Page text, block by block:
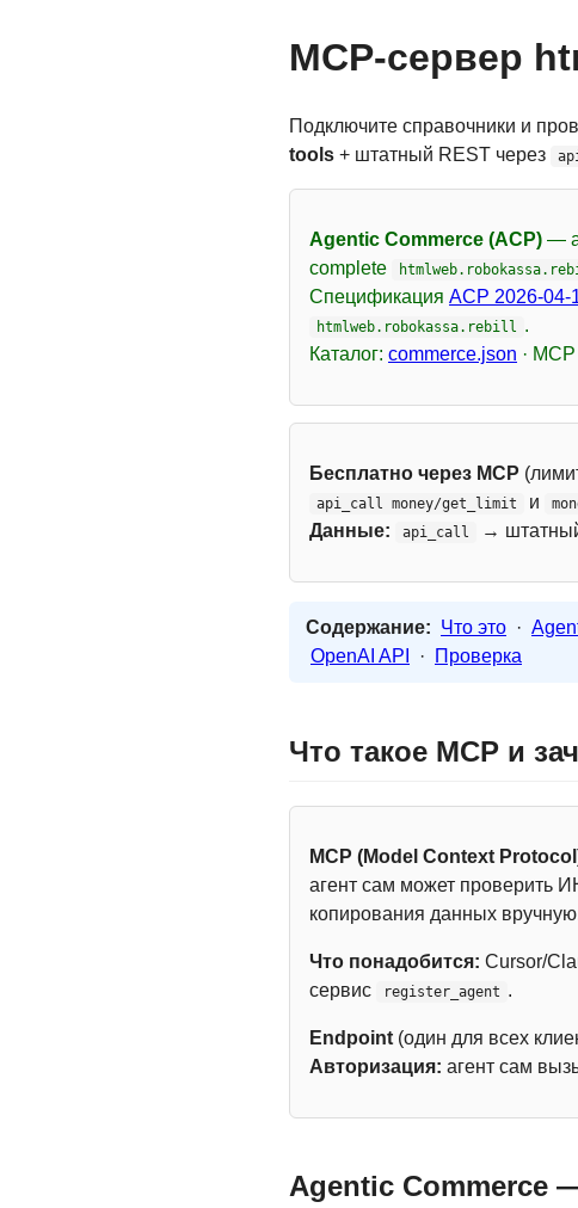
MCP-сервер
Подключите справочники и
tools + штатный REST через
Agentic Commerce (ACP) —
complete
Спецификация ACP 2026-04-
htmlweb.robokassa.rebill .
Каталог: commerce.json ·
Бесплатно через MCP
api_call money/get_limit и
Данные:
api_call →
Содержание: Что это ·
OpenAI API
· Проверка
Что такое MCP и
MCP (Model Context
агент сам может проверить
копирования данных
Что понадобится: Cursor/
сервис
register_agent .
Endpoint (один для всех
Авторизация: агент сам
Agentic Commerce